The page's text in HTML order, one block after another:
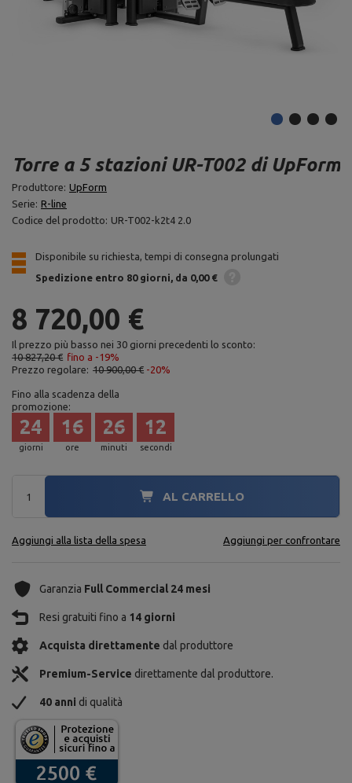
Torre a 5 stazioni UR-T002 di UpForm
Produttore: UpForm
Serie: R-line
Codice del prodotto: UR-T002-k2t4 2.0
Disponibile su richiesta, tempi di consegna prolungati
Spedizione entro 80 giorni da 0,00 €
8 720,00 €
Il prezzo più basso nei 30 giorni precedenti lo sconto:
10 827,20 € fino a -19%
Prezzo regolare: 10 900,00 € -20%
Fino alla scadenza della
promozione:
giorni
24
ore
16
minuti
26
secondi
10
AL CARRELLO
Aggiungi alla lista della spesa Aggiungi per confrontare
Garanzia Full Commercial 24 mesi
Resi gratuiti fino a 14 giorni
Acquista direttamente dal produttore
Premium-Service direttamente dal produttore.
40 anni di qualità